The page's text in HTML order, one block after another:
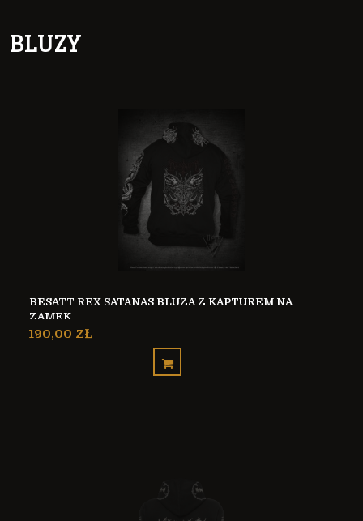
BLUZY
BESATT REX SATANAS BLUZA Z KAPTUREM NA
ZAMEK
190,00 ZŁ